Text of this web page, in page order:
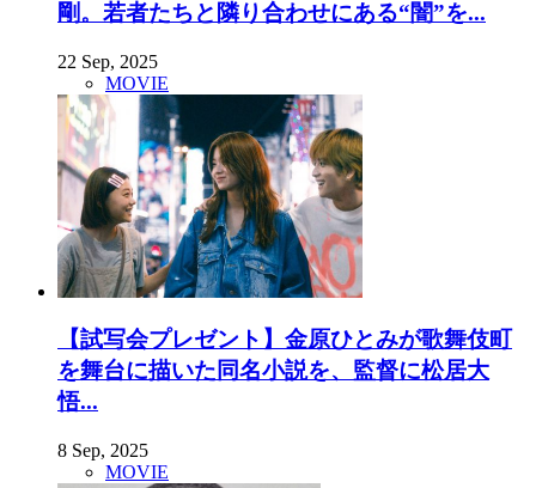
剛。若者たちと隣り合わせにある“闇”を...
22 Sep, 2025
MOVIE
【試写会プレゼント】金原ひとみが歌舞伎町
を舞台に描いた同名小説を、監督に松居大
悟...
8 Sep, 2025
MOVIE